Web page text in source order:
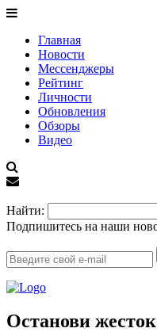
Главная
Новости
Мессенджеры
Рейтинг
Личности
Обновления
Обзоры
Видео
Найти:
Подпишитесь на наши
Останови